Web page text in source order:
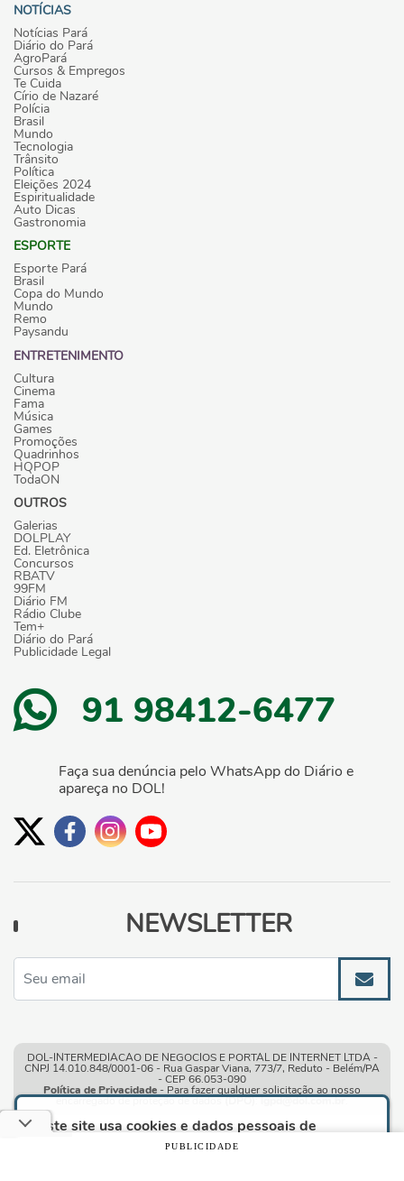
Este site usa cookies e dados pessoais de
acordo com os nossosTermos de Uso e Política
e, ao continuar navegando neste
NOTÍCIAS
Notícias Pará
Diário do Pará
AgroPará
Cursos & Empregos
Te Cuida
Círio de Nazaré
Polícia
Brasil
Mundo
Tecnologia
Trânsito
Política
Eleições 2024
Espiritualidade
Auto Dicas
Gastronomia
ESPORTE
Esporte Pará
Brasil
Copa do Mundo
Mundo
Remo
Paysandu
ENTRETENIMENTO
Cultura
Cinema
Fama
Música
Games
Promoções
Quadrinhos
HQPOP
TodaON
OUTROS
Galerias
DOLPLAY
Ed. Eletrônica
Concursos
RBATV
99FM
Diário FM
Rádio Clube
Tem+
Diário do Pará
Publicidade Legal
91 98412-6477
Faça sua denúncia pelo WhatsApp do Diário e
apareça no DOL!
NEWSLETTER
DOL-INTERMEDIACAO DE NEGOCIOS E PORTAL DE INTERNET LTDA -
CNPJ 14.010.848/0001-06 - Rua Gaspar Viana, 773/7, Reduto - Belém/PA
- CEP 66.053-090
Política de Privacidade - Para fazer qualquer solicitação ao nosso
encarregado de proteção de dados(DPO):lgpd@dol.com.br.
PUBLICIDADE